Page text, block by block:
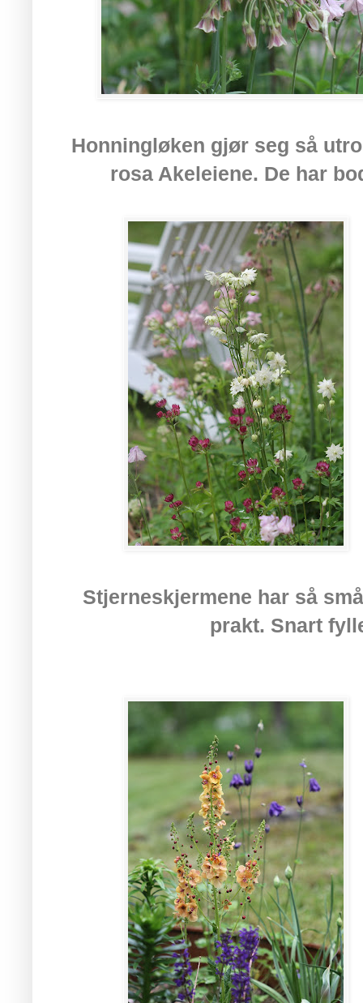
Honningløken gjør seg så
rosa Akeleiene. De har
Stjerneskjermene har så
prakt. Snart